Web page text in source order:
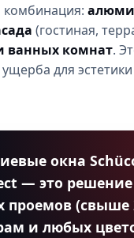
(гостиная,
ванных комнат.
ущерба для
окна
— это
проемов (свыше
и любых